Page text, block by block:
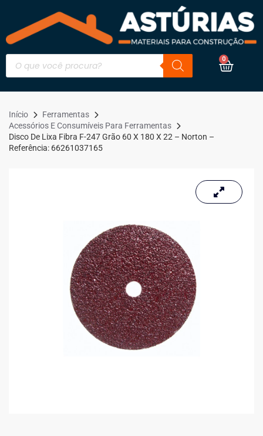
0
Início
Ferramentas
Acessórios E Consumíveis Para Ferramentas
Disco De Lixa Fibra F-247 Grão 60 X 180 X 22 – Norton –
Referência: 66261037165